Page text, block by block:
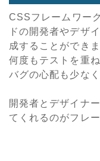
CSSフレームワー
ドの開発者やデザ
成することができま
何度もテストを重
バグの心配も少なく
開発者とデザイナ
てくれるのがフレ